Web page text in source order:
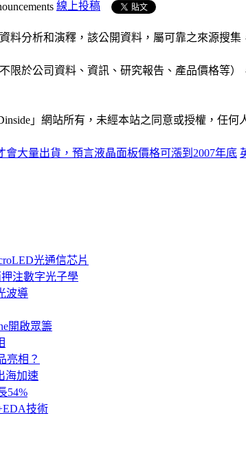
線上投稿
料分析和演釋，該公開資料，屬可靠之來源搜
限於公司資料、資訊、研究報告、產品價格等
」網站所有，未經本站之同意或授權，
大量出貨，預言液晶面板價格可漲到2007年底
光通信芯片
注數字光子學
波導
開啟眾籌
亮相？
海加速
54%
技術